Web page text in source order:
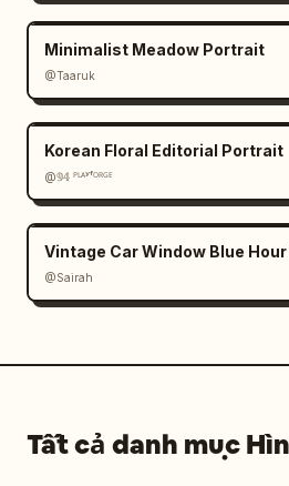
Minimalist Meadow Portrait
@Taaruk
Korean Floral Editorial Portrait
@𝟡𝟜 ᴾᴸᴬʸᶠᴼᴿᴳᴱ
Vintage Car Window Blue
@Sairah
Tất cả danh mục